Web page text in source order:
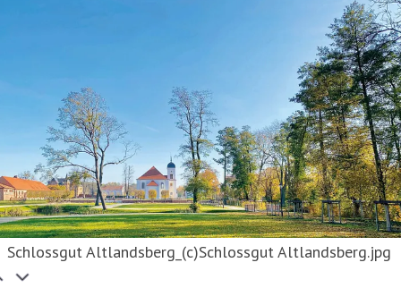
Schlossgut Altlandsberg_(c)Schlossgut Altlandsberg.jpg